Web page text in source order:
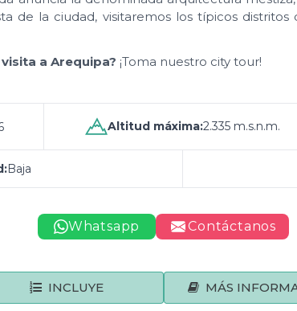
de la ciudad, visitaremos los típicos distritos
a Arequipa? ¡Toma nuestro city tour!
Altitud máxima:2.335 m.s.n.m.
Baja
Whatsapp Contáctanos
INCLUYE MÁS